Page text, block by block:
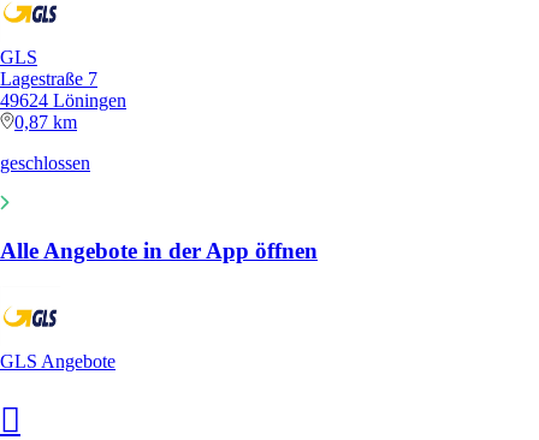
GLS
Lagestraße 7
49624 Löningen
0,87 km
geschlossen
Alle Angebote in der App öffnen
GLS Angebote